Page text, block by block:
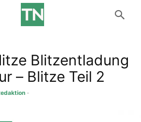
Blitzentladung
– Blitze Teil 2
-